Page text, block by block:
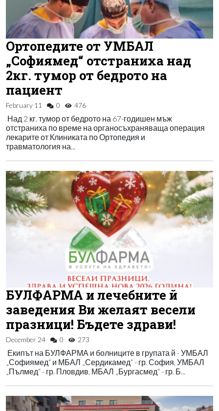
Ортопедите от УМБАЛ
„Софиямед“ отстраниха над
2кг. тумор от бедрото на
пациент
February 11 0 476
Над 2 кг. тумор от бедрото на 67-годишен мъж
отстраниха по време на органосъхраняваща операция
лекарите от Клиниката по Ортопедия и
травматология на...
БУЛФАРМА и лечебните й
заведения Ви желаят весели
празници! Бъдете здрави!
December 24 0 273
Екипът на БУЛФАРМА и болниците в групата й - УМБАЛ
„Софиямед“ и МБАЛ „Сердикамед“ - гр. София, УМБАЛ
„Пълмед“ - гр. Пловдив, МБАЛ „Бургасмед“ - гр. Б...